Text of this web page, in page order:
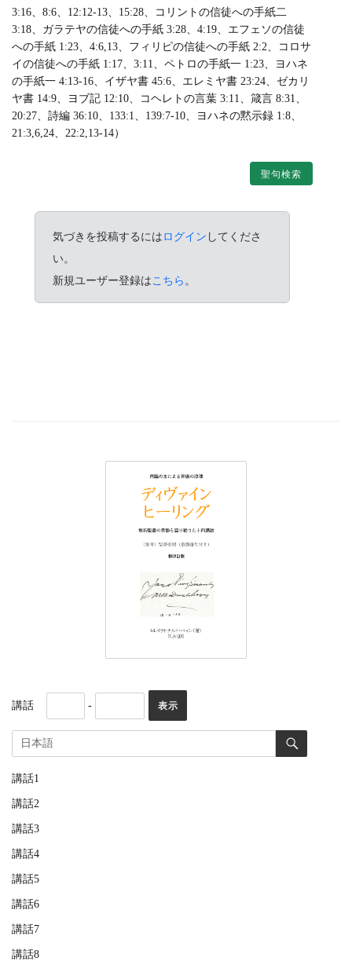
3:16、8:6、12:12-13、15:28、コリントの信徒への手紙二
3:18、ガラテヤの信徒への手紙 3:28、4:19、エフェソの信徒
への手紙 1:23、4:6,13、フィリピの信徒への手紙 2:2、コロサ
イの信徒への手紙 1:17、3:11、ペトロの手紙一 1:23、ヨハネ
の手紙一 4:13-16、イザヤ書 45:6、エレミヤ書 23:24、ゼカリ
ヤ書 14:9、ヨブ記 12:10、コヘレトの言葉 3:11、箴言 8:31、
20:27、詩編 36:10、133:1、139:7-10、ヨハネの黙示録 1:8、
21:3,6,24、22:2,13-14）
聖句検索
気づきを投稿するにはログイン してくださ
い。
新規ユーザー登録はこちら 。
講話 -
講話1
講話2
講話3
講話4
講話5
講話6
講話7
講話8